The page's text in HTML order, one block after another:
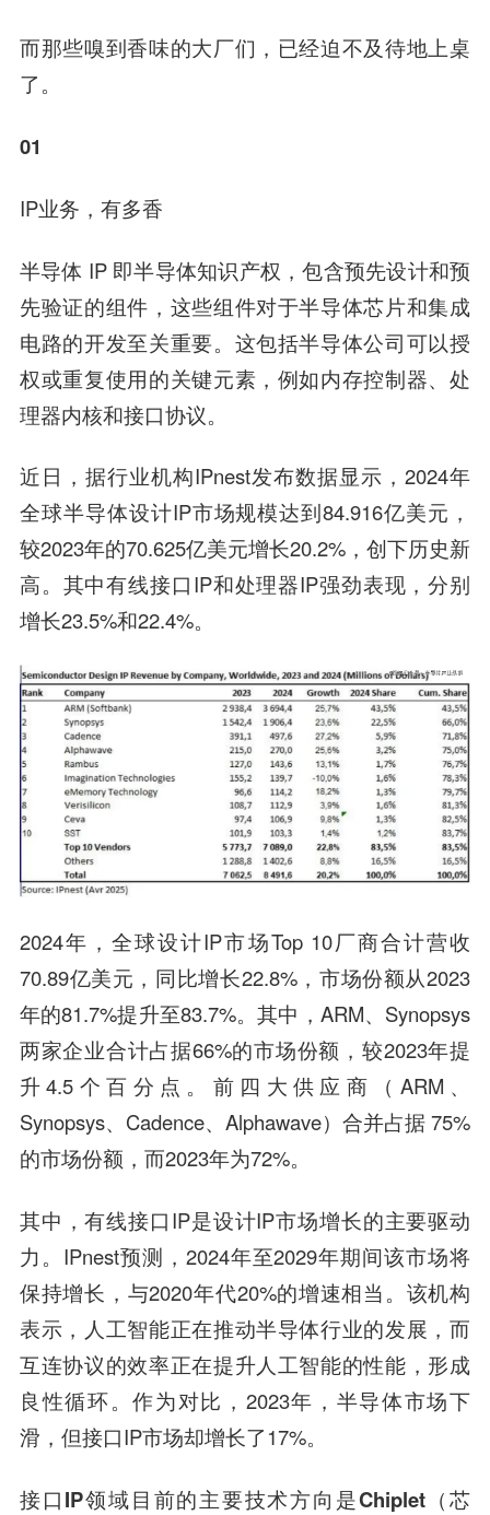
而那些嗅到香味的大厂们，已经迫不及待地上桌
了。
01
IP业务，有多香
半导体 IP 即半导体知识产权，包含预先设计和预
先验证的组件，这些组件对于半导体芯片和集成
电路的开发至关重要。这包括半导体公司可以授
权或重复使用的关键元素，例如内存控制器、处
理器内核和接口协议。
近日，据行业机构IPnest发布数据显示，2024年
全球半导体设计IP市场规模达到84.916亿美元，
较2023年的70.625亿美元增长20.2%，创下历史新
高。其中有线接口IP和处理器IP强劲表现，分别
增长23.5%和22.4%。
2024年，全球设计IP市场Top 10厂商合计营收
70.89亿美元，同比增长22.8%，市场份额从2023
年的81.7%提升至83.7%。其中，ARM、Synopsys
两家企业合计占据66%的市场份额，较2023年提
升4.5个百分点。前四大供应商（ARM、
Synopsys、Cadence、Alphawave）合并占据 75%
的市场份额，而2023年为72%。
其中，有线接口IP是设计IP市场增长的主要驱动
力。IPnest预测，2024年至2029年期间该市场将
保持增长，与2020年代20%的增速相当。该机构
表示，人工智能正在推动半导体行业的发展，而
互连协议的效率正在提升人工智能的性能，形成
良性循环。作为对比，2023年，半导体市场下
滑，但接口IP市场却增长了17%。
接口IP领域目前的主要技术方向是Chiplet（芯